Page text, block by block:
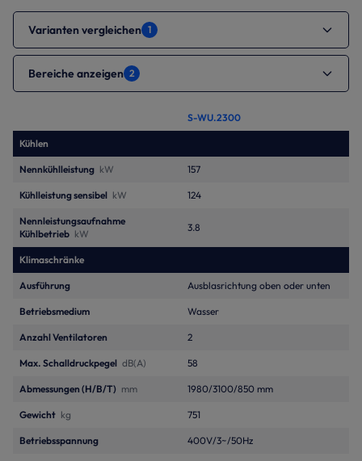
Varianten vergleichen 1
Bereiche anzeigen 2
S-WU.2300
Kühlen
Nennkühlleistung kW 157
Kühlleistung sensibel kW 124
Nennleistungsaufnahme
Kühlbetrieb kW
3.8
Klimaschränke
Ausführung Ausblasrichtung oben oder unten
Betriebsmedium Wasser
Anzahl Ventilatoren 2
Max. Schalldruckpegel dB(A) 58
Abmessungen (H/B/T) mm 1980/3100/850 mm
Gewicht kg 751
Betriebsspannung 400V/3~/50Hz